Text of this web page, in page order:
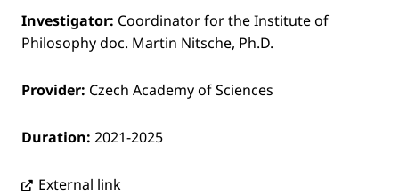
Investigator: Coordinator for the Institute of
Philosophy doc. Martin Nitsche, Ph.D.
Provider: Czech Academy of Sciences
Duration: 2021-2025
External link